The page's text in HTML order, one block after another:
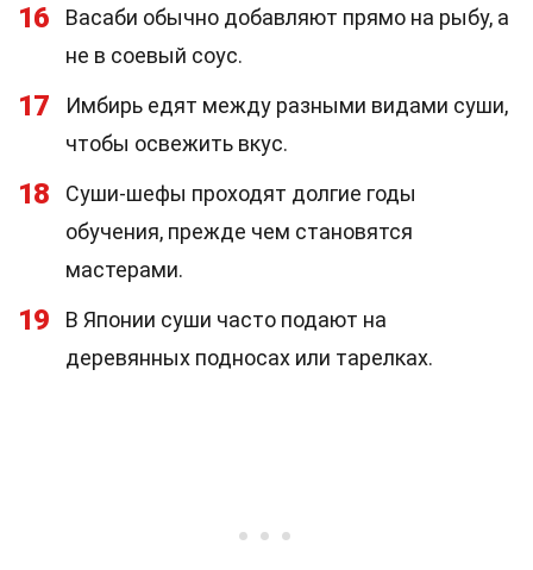
16
Васаби обычно добавляют прямо на рыбу, а
не в соевый соус.
17
Имбирь едят между разными видами суши,
чтобы освежить вкус.
18
Суши-шефы проходят долгие годы
обучения, прежде чем становятся
мастерами.
19
В Японии суши часто подают на
деревянных подносах или тарелках.